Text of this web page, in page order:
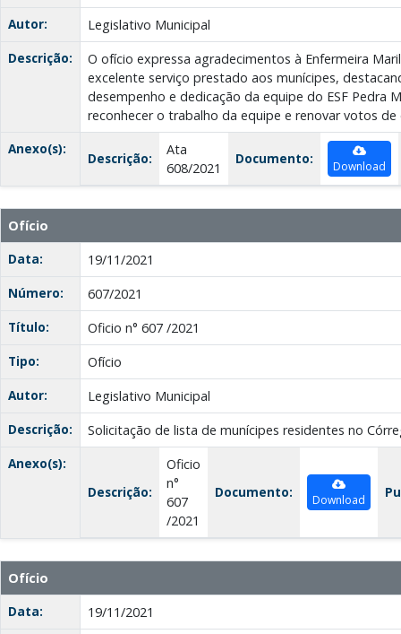
Autor:
Legislativo Municipal
Descrição:
O ofício expressa agradecimentos à Enfermeira
excelente serviço prestado aos munícipes,
desempenho e dedicação da equipe do ESF Pedra
reconhecer o trabalho da equipe e renovar votos de
Anexo(s):
Descrição:
Ata
608/2021
Documento: Download
Ofício
Data:
19/11/2021
Número:
607/2021
Título:
Oficio n° 607 /2021
Tipo:
Ofício
Autor:
Legislativo Municipal
Descrição:
Solicitação de lista de munícipes residentes no
Anexo(s):
Descrição:
Oficio
n°
607
/2021
Documento: Download
Ofício
Data:
19/11/2021